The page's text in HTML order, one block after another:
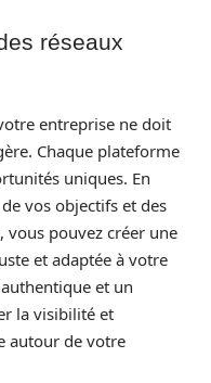
réseaux
entreprise ne doit
Chaque plateforme
uniques. En
vos objectifs et des
vous pouvez créer une
et adaptée à votre
et un
la visibilité et
autour de votre